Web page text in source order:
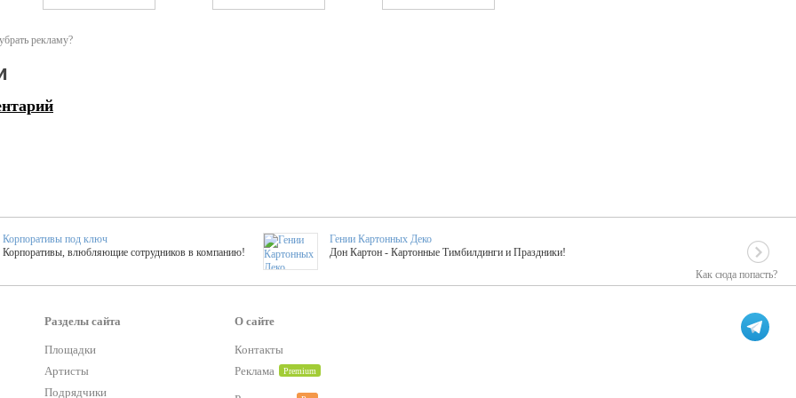
рекламу?
Как сюда попасть?
Корпоративы под ключ
Корпоративы, влюбляющие сотрудников в компанию!
Гении Картонных Деко
Дон Картон - Картонные Тимбилдинги и Праздники!
Более 420 мастер-классов на выезде на мероприятие!
классы
25 активностей! Смета за 15 минут!
Букинг компания №1
Разделы сайта
Площадки
Артисты
Подрядчики
О сайте
Контакты
Реклама
Premium